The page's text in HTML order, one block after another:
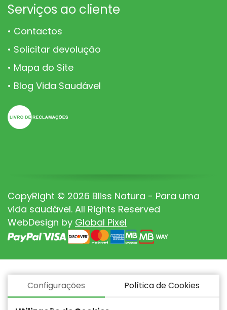
Serviços ao cliente
Contactos
Solicitar devolução
Mapa do Site
Blog Vida Saudável
CopyRight © 2026 Bliss Natura - Para uma
vida saudável. All Rights Reserved
WebDesign by Global Pixel
Configurações Política de Cookies